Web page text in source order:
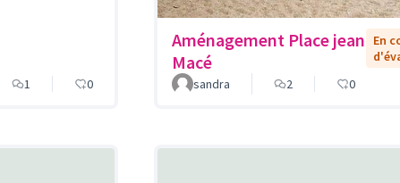
1 0
Aménagement Place jean
Macé
En
sandra
2 0